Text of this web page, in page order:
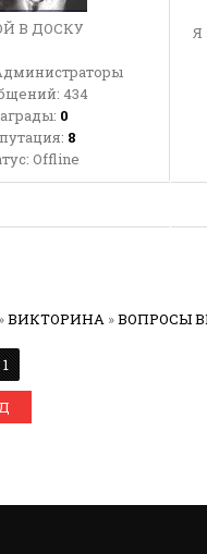
В ДОСКУ
434
0
8
Offline
Я
»ВИКТОРИНА »ВОПРОСЫ
1